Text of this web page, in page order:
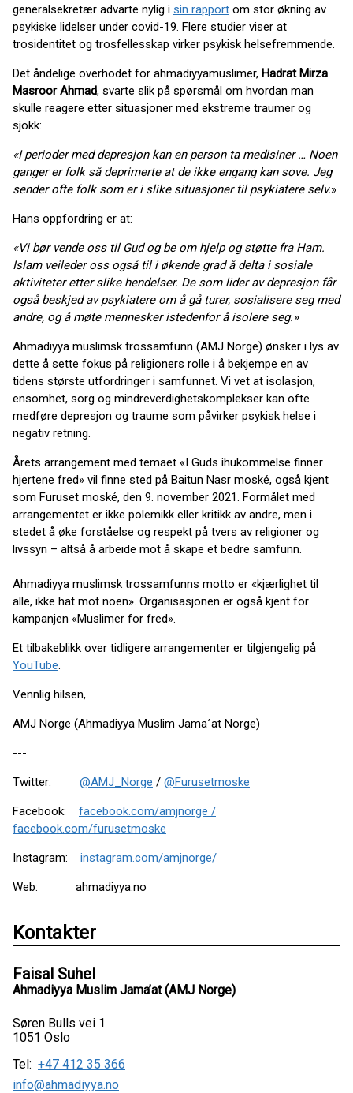
generalsekretær advarte nylig i sin rapport om stor økning av
psykiske lidelser under covid-19. Flere studier viser at
trosidentitet og trosfellesskap virker psykisk helsefremmende.
Det åndelige overhodet for ahmadiyyamuslimer, Hadrat Mirza
Masroor Ahmad, svarte slik på spørsmål om hvordan man
skulle reagere etter situasjoner med ekstreme traumer og
sjokk:
«I perioder med depresjon kan en person ta medisiner … Noen
ganger er folk så deprimerte at de ikke engang kan sove. Jeg
sender ofte folk som er i slike situasjoner til psykiatere selv.»
Hans oppfordring er at:
«Vi bør vende oss til Gud og be om hjelp og støtte fra Ham.
Islam veileder oss også til i økende grad å delta i sosiale
aktiviteter etter slike hendelser. De som lider av depresjon får
også beskjed av psykiatere om å gå turer, sosialisere seg med
andre, og å møte mennesker istedenfor å isolere seg.»
Ahmadiyya muslimsk trossamfunn (AMJ Norge) ønsker i lys av
dette å sette fokus på religioners rolle i å bekjempe en av
tidens største utfordringer i samfunnet. Vi vet at isolasjon,
ensomhet, sorg og mindreverdighetskomplekser kan ofte
medføre depresjon og traume som påvirker psykisk helse i
negativ retning.
Årets arrangement med temaet «I Guds ihukommelse finner
hjertene fred» vil finne sted på Baitun Nasr moské, også kjent
som Furuset moské, den 9. november 2021. Formålet med
arrangementet er ikke polemikk eller kritikk av andre, men i
stedet å øke forståelse og respekt på tvers av religioner og
livssyn – altså å arbeide mot å skape et bedre samfunn.
Ahmadiyya muslimsk trossamfunns motto er «kjærlighet til
alle, ikke hat mot noen». Organisasjonen er også kjent for
kampanjen «Muslimer for fred».
Et tilbakeblikk over tidligere arrangementer er tilgjengelig på
YouTube.
Vennlig hilsen,
AMJ Norge (Ahmadiyya Muslim Jama´at Norge)
---
Twitter: @AMJ_Norge / @Furusetmoske
Facebook: facebook.com/amjnorge /
facebook.com/furusetmoske
Instagram: instagram.com/amjnorge/
Web: ahmadiyya.no
Kontakter
Faisal Suhel
Ahmadiyya Muslim Jama’at (AMJ Norge)
Søren Bulls vei 1
1051 Oslo
Tel: +47 412 35 366
info@ahmadiyya.no